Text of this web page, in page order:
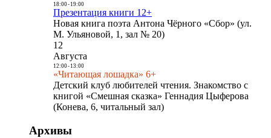
18:00- 19:00
Презентация книги 12+
Новая книга поэта Антона Чёрного «Сбор» (ул.
М. Ульяновой, 1, зал № 20)
12
Августа
12:00- 13:00
«Читающая лошадка» 6+
Детский клуб любителей чтения. Знакомство с
книгой «Смешная сказка» Геннадия Цыферова
(Конева, 6, читальный зал)
Архивы